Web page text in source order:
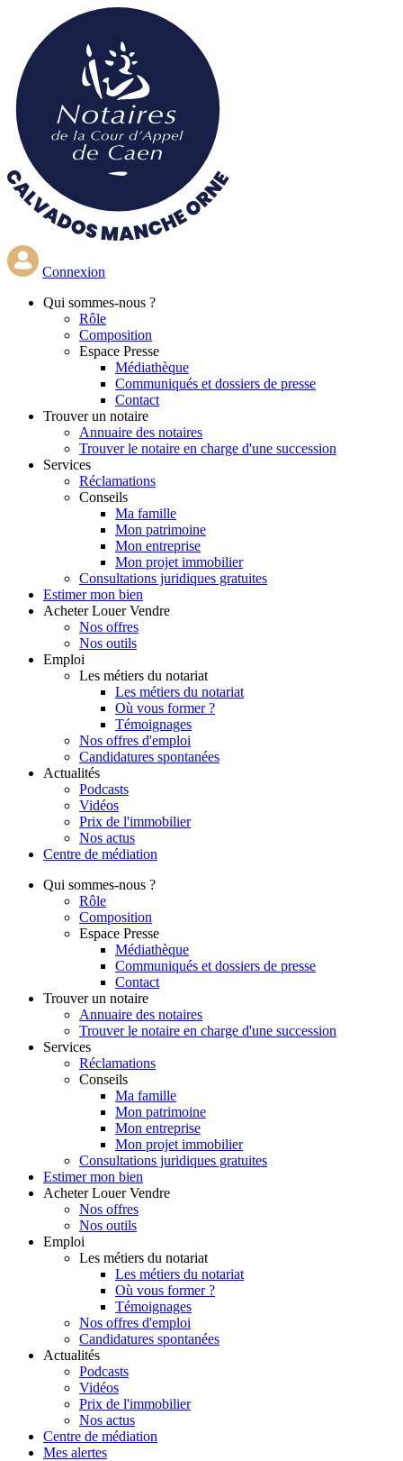
contenu
principal
Connexion
Qui sommes-nous ?
Rôle
Composition
Espace Presse
Médiathèque
Communiqués et dossiers de presse
Contact
Trouver un notaire
Annuaire des notaires
Trouver le notaire en charge d'une succession
Services
Réclamations
Conseils
Ma famille
Mon patrimoine
Mon entreprise
Mon projet immobilier
Consultations juridiques gratuites
Estimer mon bien
Acheter Louer Vendre
Nos offres
Nos outils
Emploi
Les métiers du notariat
Les métiers du notariat
Où vous former ?
Témoignages
Nos offres d'emploi
Candidatures spontanées
Actualités
Podcasts
Vidéos
Prix de l'immobilier
Nos actus
Centre de médiation
Qui sommes-nous ?
Rôle
Composition
Espace Presse
Médiathèque
Communiqués et dossiers de presse
Contact
Trouver un notaire
Annuaire des notaires
Trouver le notaire en charge d'une succession
Services
Réclamations
Conseils
Ma famille
Mon patrimoine
Mon entreprise
Mon projet immobilier
Consultations juridiques gratuites
Estimer mon bien
Acheter Louer Vendre
Nos offres
Nos outils
Emploi
Les métiers du notariat
Les métiers du notariat
Où vous former ?
Témoignages
Nos offres d'emploi
Candidatures spontanées
Actualités
Podcasts
Vidéos
Prix de l'immobilier
Nos actus
Centre de médiation
Mes alertes